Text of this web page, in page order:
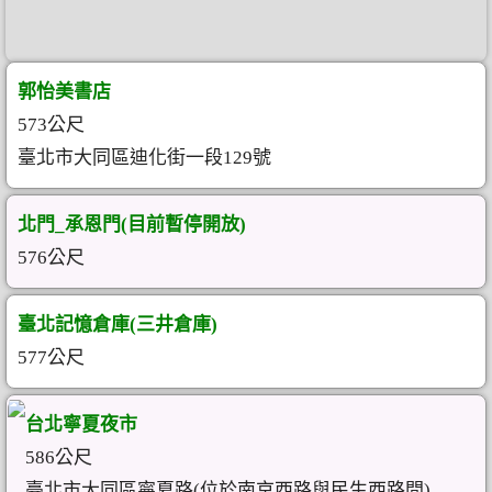
郭怡美書店
573公尺
臺北市大同區迪化街一段129號
北門_承恩門(目前暫停開放)
576公尺
臺北記憶倉庫(三井倉庫)
577公尺
台北寧夏夜市
586公尺